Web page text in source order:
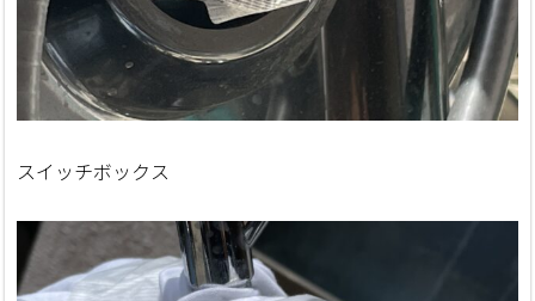
スイッチボックス